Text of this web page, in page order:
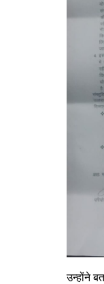
उन्होंने